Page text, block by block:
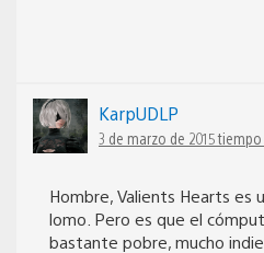
KarpUDLP
3 de marzo de 2015
Hombre, Valients Hearts es
lomo. Pero es que el
bastante pobre, mucho